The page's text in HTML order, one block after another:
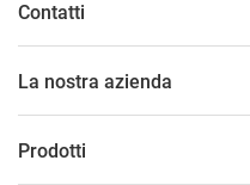
Contatti
La nostra azienda
Prodotti